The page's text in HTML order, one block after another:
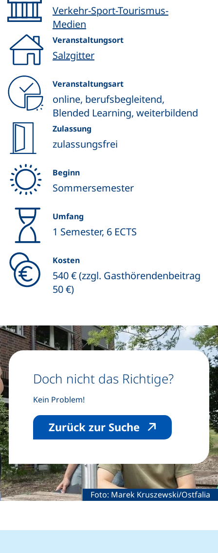
Verkehr-Sport-Tourismus-
Medien
Veranstaltungsort
Salzgitter
Veranstaltungsart
online, berufsbegleitend,
Blended Learning, weiterbildend
Zulassung
zulassungsfrei
Beginn
Sommersemester
Umfang
1 Semester, 6 ECTS
Kosten
540 € (zzgl. Gasthörendenbeitrag
50 €)
Doch nicht das Richtige?
Kein Problem!
Zurück zur Suche (externer
Rechtliche Information zum
Foto: Marek Kruszewski/Ostfalia